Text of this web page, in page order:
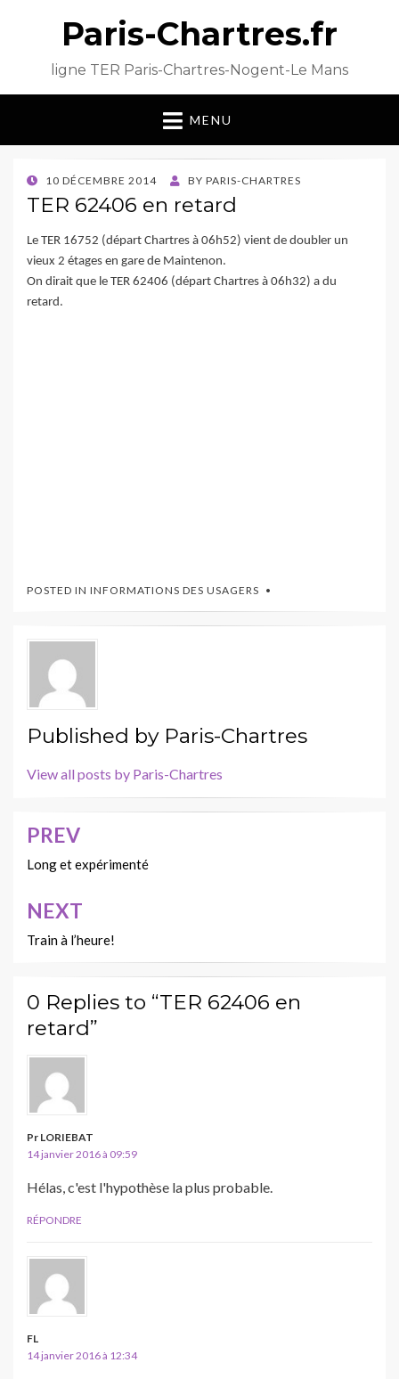
Paris-Chartres.fr
ligne TER Paris-Chartres-Nogent-Le Mans
MENU
POSTED
ON
10 DÉCEMBRE 2014 BY PARIS-CHARTRES
TER 62406 en retard
Le TER 16752 (départ Chartres à 06h52) vient de doubler un
vieux 2 étages en gare de Maintenon.
On dirait que le TER 62406 (départ Chartres à 06h32) a du
retard.
POSTED IN INFORMATIONS DES USAGERS
Published by Paris-Chartres
View all posts by Paris-Chartres
Navigation
de
l’article
PREV
Long et expérimenté
NEXT
Train à l’heure!
0 Replies to “TER 62406 en
retard”
Pr LORIEBAT
14 janvier 2016 à 09:59
Hélas, c'est l'hypothèse la plus probable.
RÉPONDRE
FL
14 janvier 2016 à 12:34